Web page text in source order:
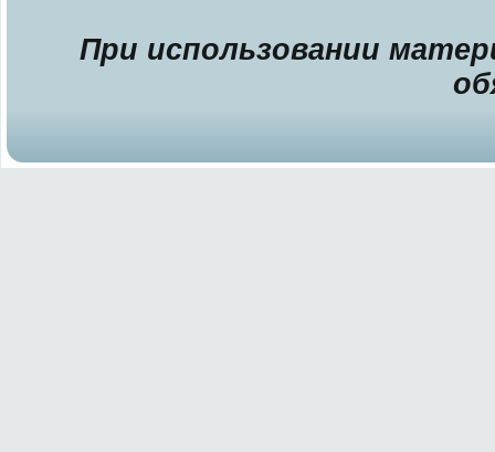
При использовании